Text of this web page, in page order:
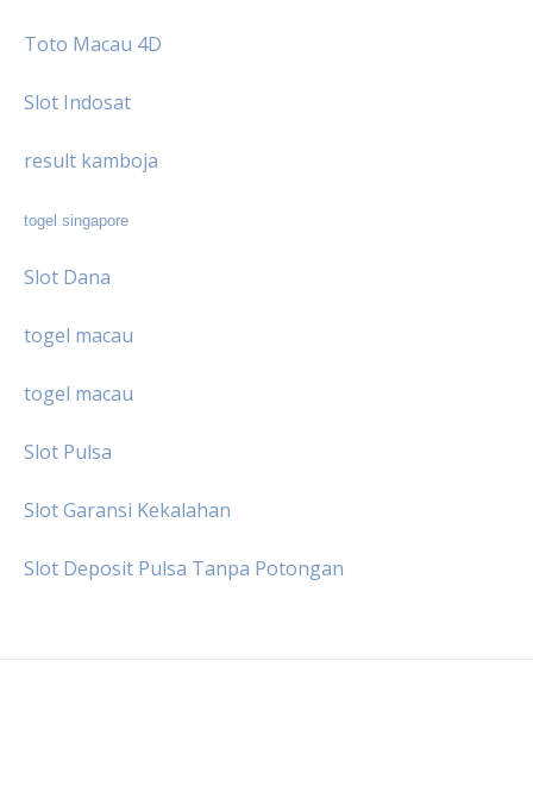
Toto Macau 4D
Slot Indosat
result kamboja
togel singapore
Slot Dana
togel macau
togel macau
Slot Pulsa
Slot Garansi Kekalahan
Slot Deposit Pulsa Tanpa Potongan